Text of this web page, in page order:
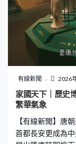
有線新聞 2026
家國天下｜歷史
繁華氣象
【有線新聞】唐
首都長安更成為